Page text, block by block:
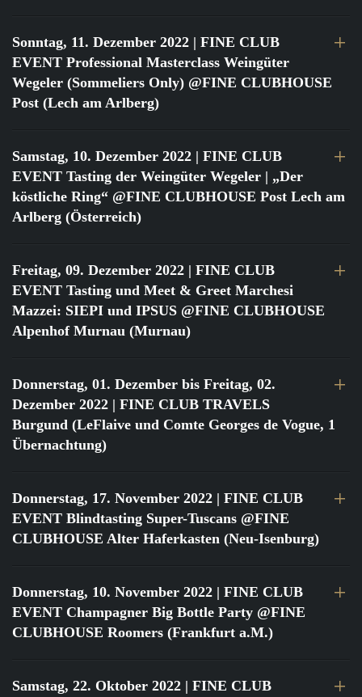
Sonntag, 11. Dezember 2022 | FINE CLUB
EVENT Professional Masterclass Weingüter
Wegeler (Sommeliers Only) @FINE CLUBHOUSE
Post (Lech am Arlberg)
Samstag, 10. Dezember 2022 | FINE CLUB
EVENT Tasting der Weingüter Wegeler | „Der
köstliche Ring“ @FINE CLUBHOUSE Post Lech am
Arlberg (Österreich)
Freitag, 09. Dezember 2022 | FINE CLUB
EVENT Tasting und Meet & Greet Marchesi
Mazzei: SIEPI und IPSUS @FINE CLUBHOUSE
Alpenhof Murnau (Murnau)
Donnerstag, 01. Dezember bis Freitag, 02.
Dezember 2022 | FINE CLUB TRAVELS
Burgund (LeFlaive und Comte Georges de Vogue, 1
Übernachtung)
Donnerstag, 17. November 2022 | FINE CLUB
EVENT Blindtasting Super-Tuscans @FINE
CLUBHOUSE Alter Haferkasten (Neu-Isenburg)
Donnerstag, 10. November 2022 | FINE CLUB
EVENT Champagner Big Bottle Party @FINE
CLUBHOUSE Roomers (Frankfurt a.M.)
Samstag, 22. Oktober 2022 | FINE CLUB